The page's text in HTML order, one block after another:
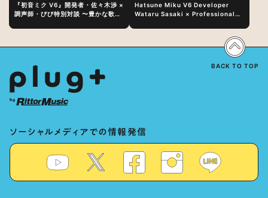
『初音ミク V6』開発者・佐々木渉 ×
調声師・びび特別対談 〜豊かな歌声
Hatsune Miku V6 Developer
Wataru Sasaki × Professional
Vocal Expression Lies in “Love
for the singing characters” and
ソーシャルメディアでの情報発信
BACK TO TOP